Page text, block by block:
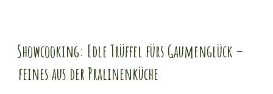
Showcooking: Edle Trüffel fürs Gaumenglück –
feines aus der Pralinenküche